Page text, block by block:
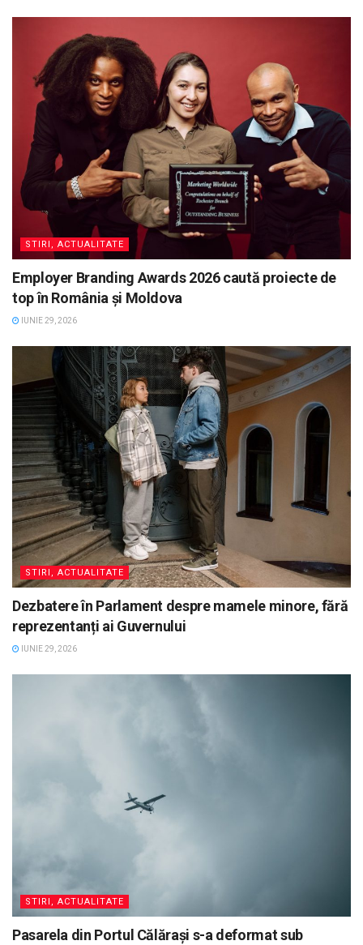
STIRI, ACTUALITATE
Employer Branding Awards 2026 caută proiecte de
top în România și Moldova
IUNIE 29, 2026
STIRI, ACTUALITATE
Dezbatere în Parlament despre mamele minore, fără
reprezentanți ai Guvernului
IUNIE 29, 2026
STIRI, ACTUALITATE
Pasarela din Portul Călărași s-a deformat sub